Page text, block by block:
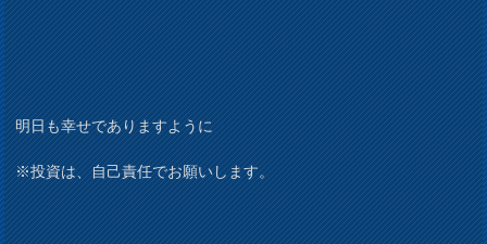
明日も幸せでありますように
※投資は、自己責任でお願いします。